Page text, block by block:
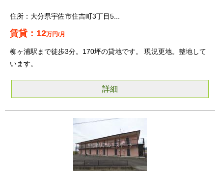
大分県宇佐市住吉町3丁目5...
12万円/月
柳ヶ浦駅まで徒歩3分。170坪の貸地です。 現況更地。整地して
います。
詳細